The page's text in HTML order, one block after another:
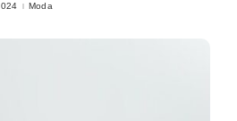
Moda